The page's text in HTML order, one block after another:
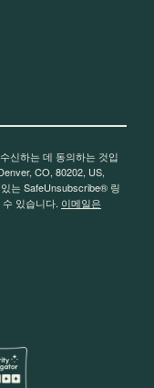
신하는 데 동의하는 것입
CO, 80202, US,
는 SafeUnsubscribe® 링
있습니다. 이메일은